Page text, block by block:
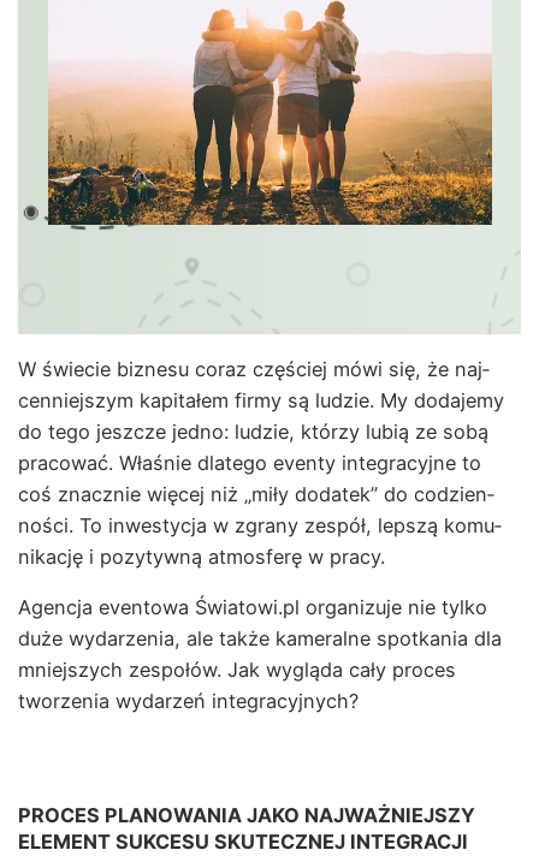
W świecie biz­ne­su coraz częś­ciej mówi się, że naj­
cen­niejszym kap­i­tałem firmy są ludzie. My doda­je­my
do tego jeszcze jed­no: ludzie, którzy lubią ze sobą
pra­cow­ać. Właśnie dlat­ego even­ty inte­gra­cyjne to
coś znacznie więcej niż „miły dodatek” do codzi­en­
noś­ci. To inwest­y­c­ja w zgrany zespół, lep­szą komu­
nikację i pozy­ty­wną atmos­ferę w pra­cy.
Agenc­ja even­towa Światowi.pl orga­nizu­je nie tylko
duże wydarzenia, ale także kam­er­alne spotka­nia dla
mniejszych zespołów. Jak wyglą­da cały pro­ces
tworzenia wydarzeń inte­gra­cyjnych?
PROCES PLANOWANIA JAKO NAJWAŻNIEJSZY
ELEMENT SUKCESU SKUTECZNEJ INTEGRACJI